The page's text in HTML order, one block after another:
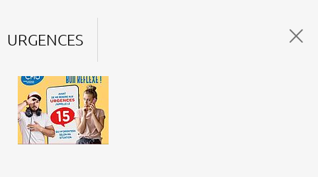
URGENCES